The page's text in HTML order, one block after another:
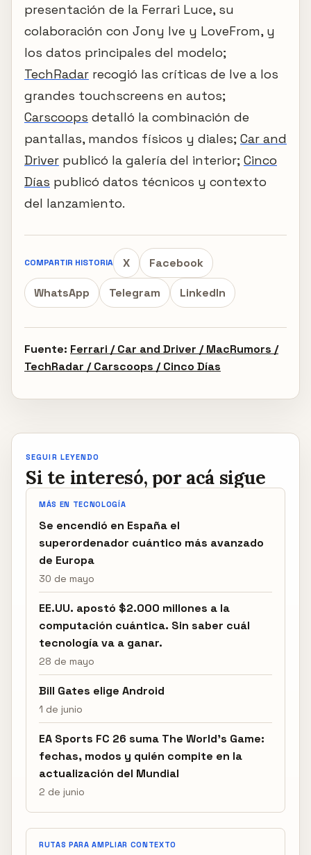
presentación de la Ferrari Luce, su
colaboración con Jony Ive y LoveFrom, y
los datos principales del modelo;
TechRadar recogió las críticas de Ive a los
grandes touchscreens en autos;
Carscoops detalló la combinación de
pantallas, mandos físicos y diales; Car and
Driver publicó la galería del interior; Cinco
Días publicó datos técnicos y contexto
del lanzamiento.
COMPARTIR HISTORIA X Facebook
WhatsApp Telegram LinkedIn
Fuente: Ferrari / Car and Driver / MacRumors /
TechRadar / Carscoops / Cinco Días
SEGUIR LEYENDO
Si te interesó, por acá sigue
MÁS EN TECNOLOGÍA
Se encendió en España el
superordenador cuántico más avanzado
de Europa
30 de mayo
EE.UU. apostó $2.000 millones a la
computación cuántica. Sin saber cuál
tecnología va a ganar.
28 de mayo
Bill Gates elige Android
1 de junio
EA Sports FC 26 suma The World’s Game:
fechas, modos y quién compite en la
actualización del Mundial
2 de junio
RUTAS PARA AMPLIAR CONTEXTO